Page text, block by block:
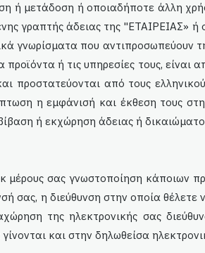
ή μετάδοση ή οποιαδήποτε άλλη
γραπτής άδειας της "ΕΤΑΙΡΕΙΑΣ»
γνωρίσματα που αντιπροσωπεύουν
ή τις υπηρεσίες τους, είναι
προστατεύονται από τους
η εμφάνισή και έκθεση τους
ή εκχώρηση άδειας ή
σας γνωστοποίηση κάποιων
σας, η διεύθυνση στην οποία
της ηλεκτρονικής σας
και στην δηλωθείσα